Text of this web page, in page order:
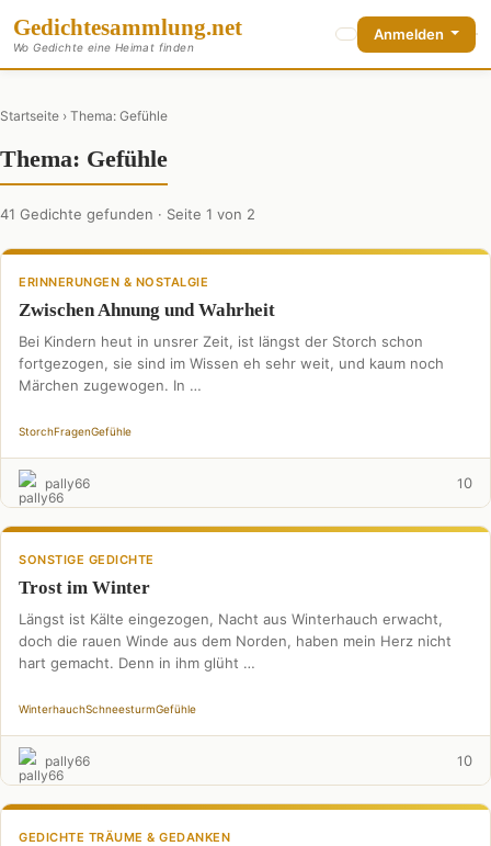
Gedichtesammlung.net
Wo Gedichte eine Heimat finden
Anmelden
Startseite › Thema: Gefühle
Thema: Gefühle
41 Gedichte gefunden · Seite 1 von 2
ERINNERUNGEN & NOSTALGIE
Zwischen Ahnung und Wahrheit
Bei Kindern heut in unsrer Zeit, ist längst der Storch schon
fortgezogen, sie sind im Wissen eh sehr weit, und kaum noch
Märchen zugewogen. In …
StorchFragenGefühle
pally66 10
SONSTIGE GEDICHTE
Trost im Winter
Längst ist Kälte eingezogen, Nacht aus Winterhauch erwacht,
doch die rauen Winde aus dem Norden, haben mein Herz nicht
hart gemacht. Denn in ihm glüht …
WinterhauchSchneesturmGefühle
pally66 10
GEDICHTE TRÄUME & GEDANKEN